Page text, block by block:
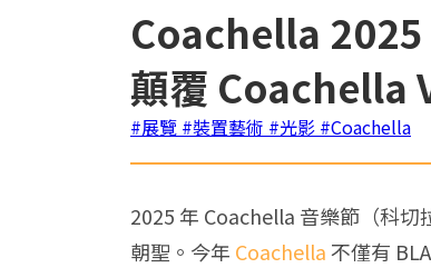
Coachella 2025
顛覆 Coachella
#展覽 #裝置藝術 #光影 #Coachella
2025 年 Coachella 音樂節（科切
朝聖。今年 Coachella不僅有